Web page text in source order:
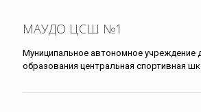
МАУДО ЦСШ №1
Муниципальное автономное учреждение
образования центральная спортивная